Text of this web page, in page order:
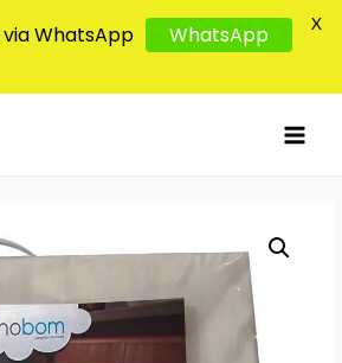
WhatsApp WhatsApp X